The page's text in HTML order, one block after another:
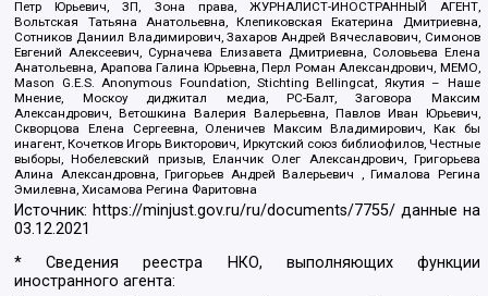
Петр Юрьевич, ЗП, Зона права, ЖУРНАЛИСТ-ИНОСТРАННЫЙ АГЕНТ,
Вольтская Татьяна Анатольевна, Клепиковская Екатерина Дмитриевна,
Сотников Даниил Владимирович, Захаров Андрей Вячеславович, Симонов
Евгений Алексеевич, Сурначева Елизавета Дмитриевна, Соловьева Елена
Анатольевна, Арапова Галина Юрьевна, Перл Роман Александрович, МЕМО,
Mason G.E.S. Anonymous Foundation, Stichting Bellingcat, Якутия – Наше
Мнение, Москоу диджитал медиа, РС-Балт, Заговора Максим
Александрович, Ветошкина Валерия Валерьевна, Павлов Иван Юрьевич,
Скворцова Елена Сергеевна, Оленичев Максим Владимирович, Как бы
инагент, Кочетков Игорь Викторович, Иркутский союз библиофилов, Честные
выборы, Нобелевский призыв, Еланчик Олег Александрович, Григорьева
Алина Александровна, Григорьев Андрей Валерьевич , Гималова Регина
Эмилевна, Хисамова Регина Фаритовна
Источник: https://minjust.gov.ru/ru/documents/7755/ данные на
03.12.2021
* Сведения реестра НКО, выполняющих функции
иностранного агента: